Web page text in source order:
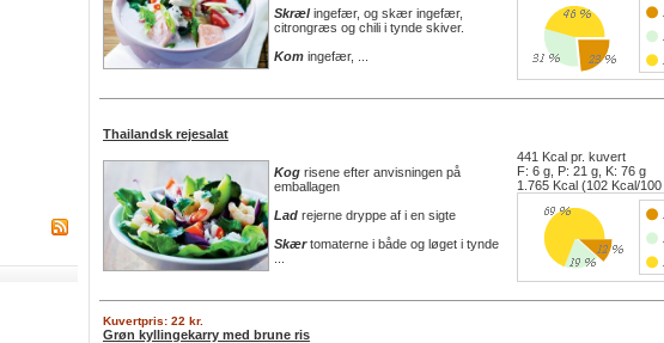
Skrælingefær, og skær ingefær,
citrongræs og chili i tynde skiver.
Kom ingefær, ...
Thailandsk rejesalat
Kog risene efter anvisningen på
emballagen
Lad rejerne dryppe af i en sigte
Skærtomaterne i både og løget i tynde
441 Kcal pr. kuvert
F: 6 g, P: 21 g, K: 76 g
1.765 Kcal (102 Kcal/100
Kuvertpris: 22 kr.
Grøn kyllingekarry med brune ris